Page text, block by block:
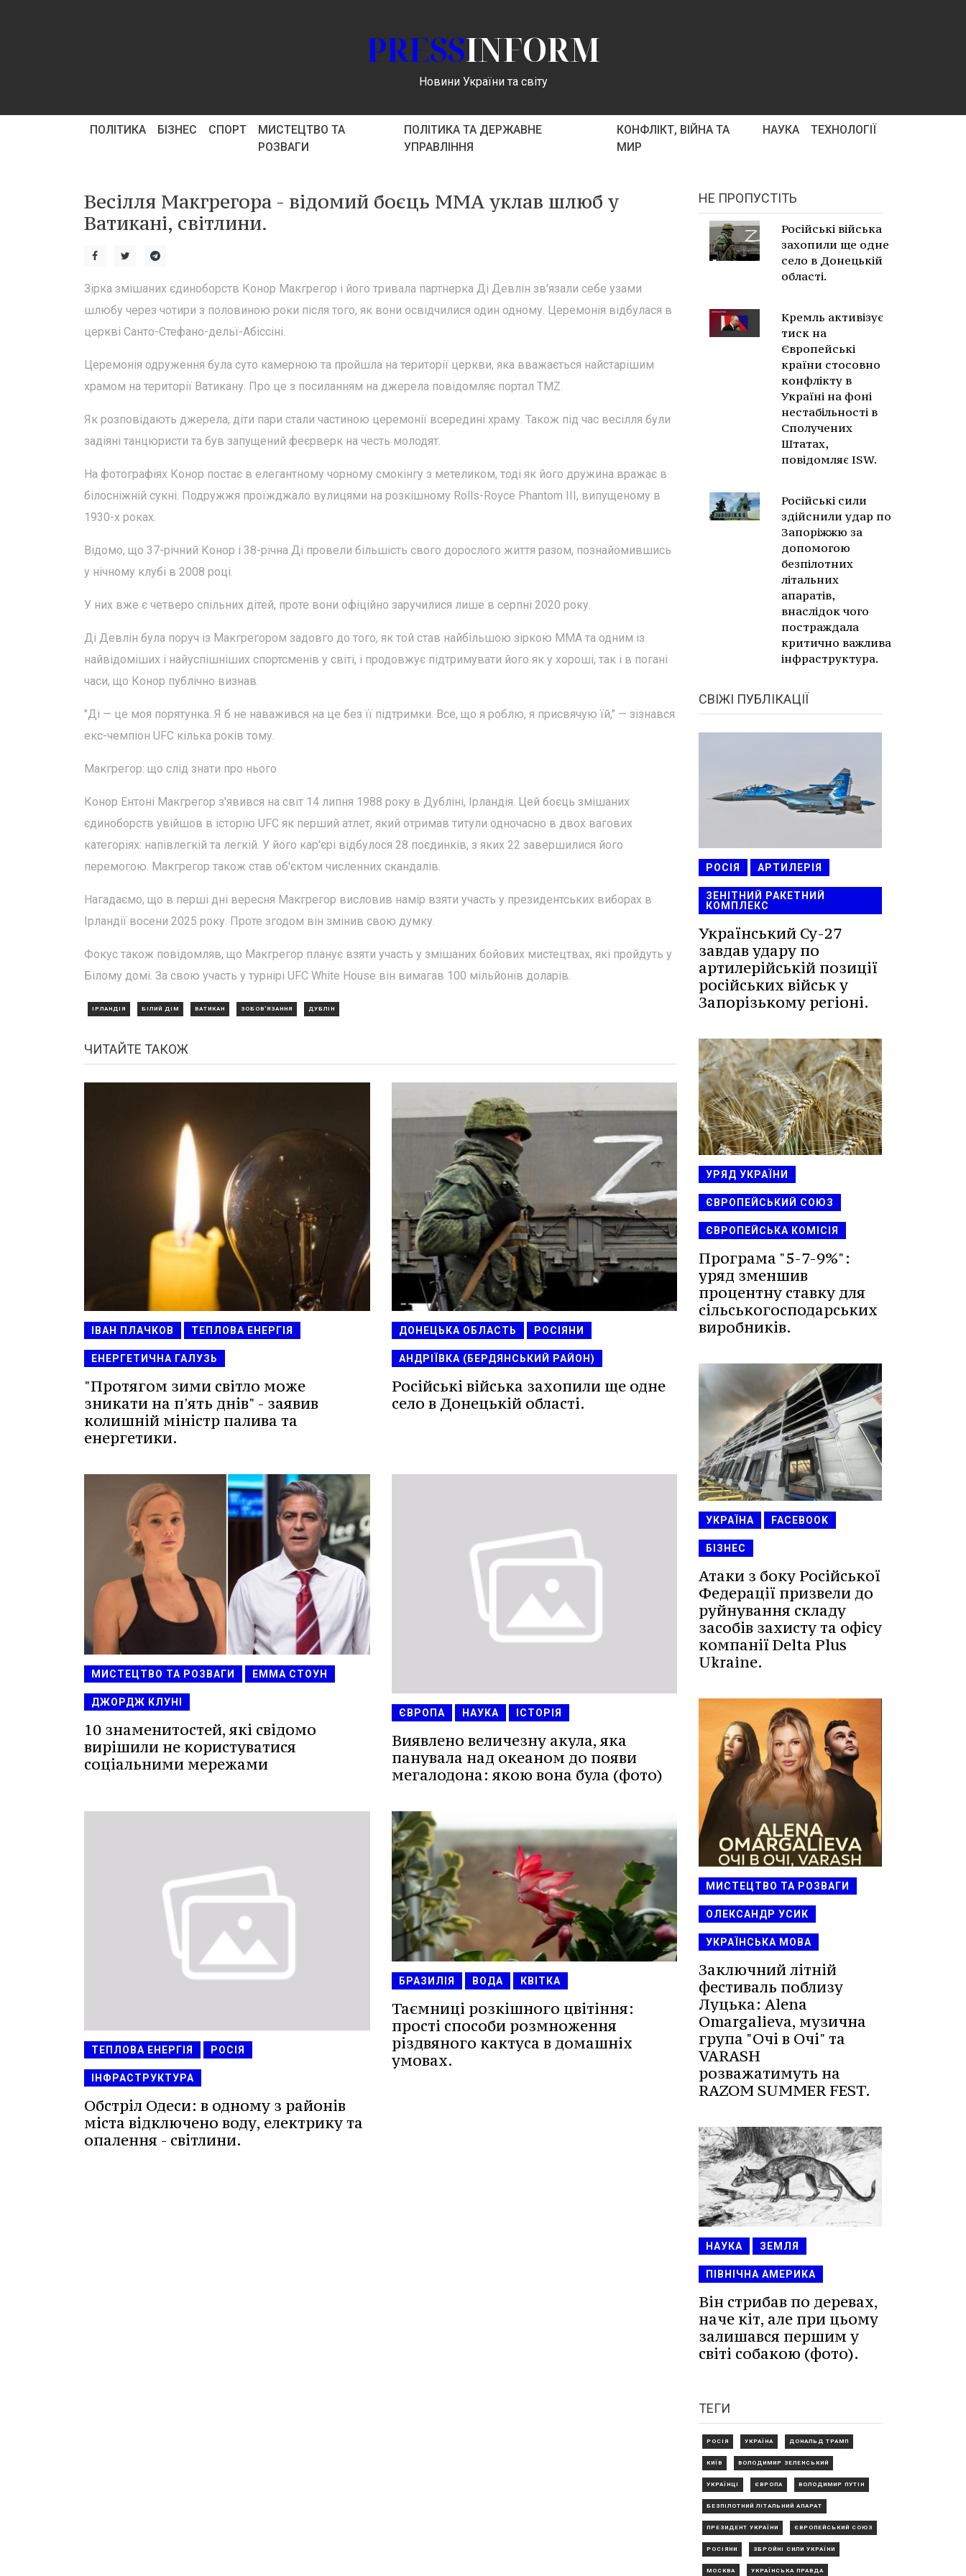
PRESSINFORM
Новини України та світу
ПОЛІТИКА БІЗНЕС СПОРТ
МИСТЕЦТВО ТА
РОЗВАГИ
ПОЛІТИКА ТА ДЕРЖАВНЕ
УПРАВЛІННЯ
КОНФЛІКТ, ВІЙНА ТА
МИР
НАУКА ТЕХНОЛОГІЇ
Весілля Макгрегора - відомий боєць ММА уклав шлюб у
Ватикані, світлини.
Зірка змішаних єдиноборств Конор Макгрегор і його тривала партнерка Ді Девлін зв'язали себе узами
шлюбу через чотири з половиною роки після того, як вони освідчилися один одному. Церемонія відбулася в
церкві Санто-Стефано-дельї-Абіссіні.
Церемонія одруження була суто камерною та пройшла на території церкви, яка вважається найстарішим
храмом на території Ватикану. Про це з посиланням на джерела повідомляє портал TMZ.
Як розповідають джерела, діти пари стали частиною церемонії всередині храму. Також під час весілля були
задіяні танцюристи та був запущений феєрверк на честь молодят.
На фотографіях Конор постає в елегантному чорному смокінгу з метеликом, тоді як його дружина вражає в
білосніжній сукні. Подружжя проїжджало вулицями на розкішному Rolls-Royce Phantom III, випущеному в
1930-х роках.
Відомо, що 37-річний Конор і 38-річна Ді провели більшість свого дорослого життя разом, познайомившись
у нічному клубі в 2008 році.
У них вже є четверо спільних дітей, проте вони офіційно заручилися лише в серпні 2020 року.
Ді Девлін була поруч із Макгрегором задовго до того, як той став найбільшою зіркою ММА та одним із
найвідоміших і найуспішніших спортсменів у світі, і продовжує підтримувати його як у хороші, так і в погані
часи, що Конор публічно визнав.
"Ді — це моя порятунка. Я б не наважився на це без її підтримки. Все, що я роблю, я присвячую їй," — зізнався
екс-чемпіон UFC кілька років тому.
Макгрегор: що слід знати про нього
Конор Ентоні Макгрегор з'явився на світ 14 липня 1988 року в Дубліні, Ірландія. Цей боєць змішаних
єдиноборств увійшов в історію UFC як перший атлет, який отримав титули одночасно в двох вагових
категоріях: напівлегкій та легкій. У його кар'єрі відбулося 28 поєдинків, з яких 22 завершилися його
перемогою. Макгрегор також став об'єктом численних скандалів.
Нагадаємо, що в перші дні вересня Макгрегор висловив намір взяти участь у президентських виборах в
Ірландії восени 2025 року. Проте згодом він змінив свою думку.
Фокус також повідомляв, що Макгрегор планує взяти участь у змішаних бойових мистецтвах, які пройдуть у
Білому домі. За свою участь у турнірі UFC White House він вимагав 100 мільйонів доларів.
ІРЛАНДІЯ БІЛИЙ ДІМ ВАТИКАН ЗОБОВ'ЯЗАННЯ ДУБЛІН
ЧИТАЙТЕ ТАКОЖ
ІВАН ПЛАЧКОВ ТЕПЛОВА ЕНЕРГІЯ
ЕНЕРГЕТИЧНА ГАЛУЗЬ
"Протягом зими світло може
зникати на п'ять днів" - заявив
колишній міністр палива та
енергетики.
ДОНЕЦЬКА ОБЛАСТЬ РОСІЯНИ
АНДРІЇВКА (БЕРДЯНСЬКИЙ РАЙОН)
Російські війська захопили ще одне
село в Донецькій області.
МИСТЕЦТВО ТА РОЗВАГИ ЕММА СТОУН
ДЖОРДЖ КЛУНІ
10 знаменитостей, які свідомо
вирішили не користуватися
соціальними мережами
ЄВРОПА НАУКА ІСТОРІЯ
Виявлено величезну акула, яка
панувала над океаном до появи
мегалодона: якою вона була (фото)
ТЕПЛОВА ЕНЕРГІЯ РОСІЯ
ІНФРАСТРУКТУРА
Обстріл Одеси: в одному з районів
міста відключено воду, електрику та
опалення - світлини.
БРАЗИЛІЯ ВОДА КВІТКА
Таємниці розкішного цвітіння:
прості способи розмноження
різдвяного кактуса в домашніх
умовах.
НЕ ПРОПУСТІТЬ
Російські війська
захопили ще одне
село в Донецькій
області.
Кремль активізує
тиск на
Європейські
країни стосовно
конфлікту в
Україні на фоні
нестабільності в
Сполучених
Штатах,
повідомляє ISW.
Російські сили
здійснили удар по
Запоріжжю за
допомогою
безпілотних
літальних
апаратів,
внаслідок чого
постраждала
критично важлива
інфраструктура.
СВІЖІ ПУБЛІКАЦІЇ
РОСІЯ АРТИЛЕРІЯ
ЗЕНІТНИЙ РАКЕТНИЙ
КОМПЛЕКС
Український Су-27
завдав удару по
артилерійській позиції
російських військ у
Запорізькому регіоні.
УРЯД УКРАЇНИ
ЄВРОПЕЙСЬКИЙ СОЮЗ
ЄВРОПЕЙСЬКА КОМІСІЯ
Програма "5-7-9%":
уряд зменшив
процентну ставку для
сільськогосподарських
виробників.
УКРАЇНА FACEBOOK
БІЗНЕС
Атаки з боку Російської
Федерації призвели до
руйнування складу
засобів захисту та офісу
компанії Delta Plus
Ukraine.
МИСТЕЦТВО ТА РОЗВАГИ
ОЛЕКСАНДР УСИК
УКРАЇНСЬКА МОВА
Заключний літній
фестиваль поблизу
Луцька: Alena
Omargalieva, музична
група "Очі в Очі" та
VARASH
розважатимуть на
RAZOM SUMMER FEST.
НАУКА ЗЕМЛЯ
ПІВНІЧНА АМЕРИКА
Він стрибав по деревах,
наче кіт, але при цьому
залишався першим у
світі собакою (фото).
ТЕГИ
РОСІЯ УКРАЇНА ДОНАЛЬД ТРАМП
КИЇВ ВОЛОДИМИР ЗЕЛЕНСЬКИЙ
УКРАЇНЦІ ЄВРОПА ВОЛОДИМИР ПУТІН
БЕЗПІЛОТНИЙ ЛІТАЛЬНИЙ АПАРАТ
ПРЕЗИДЕНТ УКРАЇНИ ЄВРОПЕЙСЬКИЙ СОЮЗ
РОСІЯНИ ЗБРОЙНІ СИЛИ УКРАЇНИ
МОСКВА УКРАЇНСЬКА ПРАВДА